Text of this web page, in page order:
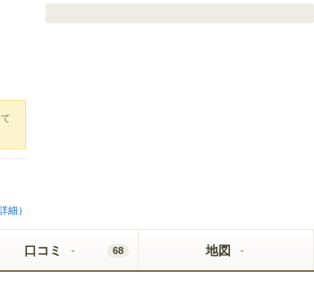
細）
口コミ 68 地図